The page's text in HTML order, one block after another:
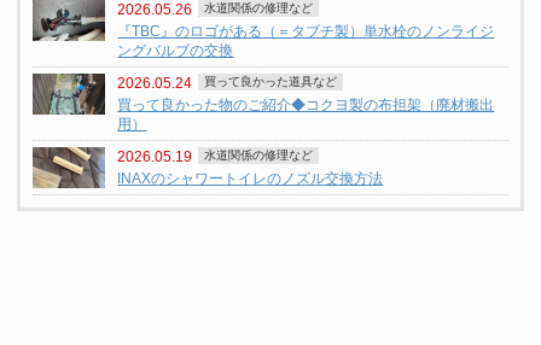
2026.05.26 水道関係の修理など
『TBC』のロゴがある（＝タブチ製）単水栓のノンライジ
ングバルブの交換
2026.05.24 買って良かった道具など
買って良かった物のご紹介◆コクヨ製の布担架（廃材搬出
用）
2026.05.19 水道関係の修理など
INAXのシャワートイレのノズル交換方法